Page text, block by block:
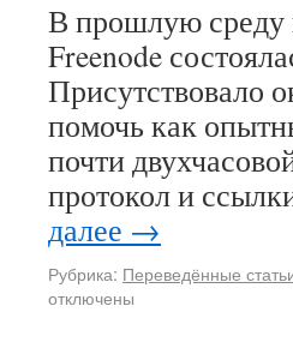
В прошлую среду
Freenode
Присутствовало
помочь как
почти
протокол и
далее →
Рубрика: Переведённые
отключены